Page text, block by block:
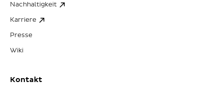
Nachhaltigkeit
Karriere
Presse
Wiki
Kontakt